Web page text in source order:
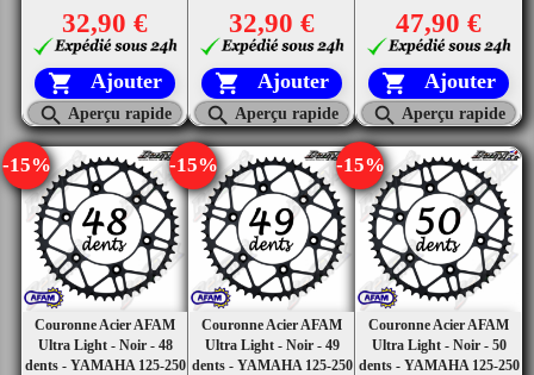
32,90 €
 Ajouter
 Aperçu rapide
32,90 €
 Ajouter
 Aperçu rapide
47,90 €
 Ajouter
 Aperçu rapide
Couronne Acier AFAM
Ultra Light - Noir - 48
dents - YAMAHA 125-250
-15%
Couronne Acier AFAM
Ultra Light - Noir - 49
dents - YAMAHA 125-250
-15%
Couronne Acier AFAM
Ultra Light - Noir - 50
dents - YAMAHA 125-250
-15%